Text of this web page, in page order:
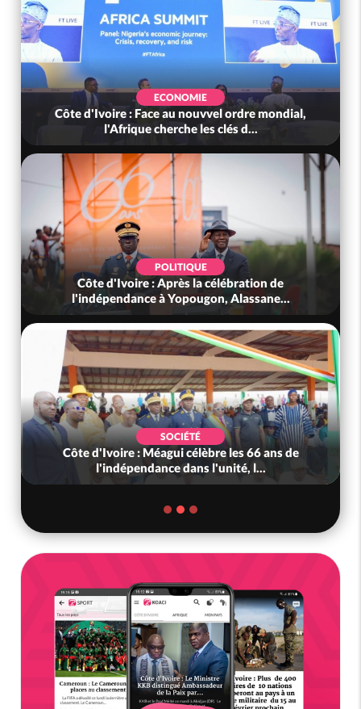
ECONOMIE
Côte d'Ivoire : Face au nouvvel ordre mondial,
l'Afrique cherche les clés d...
POLITIQUE
Côte d'Ivoire : Après la célébration de
l'indépendance à Yopougon, Alassane...
SOCIÉTÉ
Côte d'Ivoire : Méagui célèbre les 66 ans de
l'indépendance dans l'unité, l...